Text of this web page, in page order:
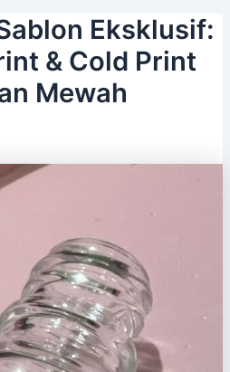
Eksklusif:
& Cold Print
Mewah